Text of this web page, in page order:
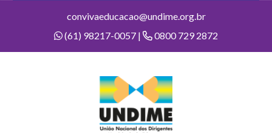
convivaeducacao@undime.org.br
(61) 98217-0057 |
0800 729 2872